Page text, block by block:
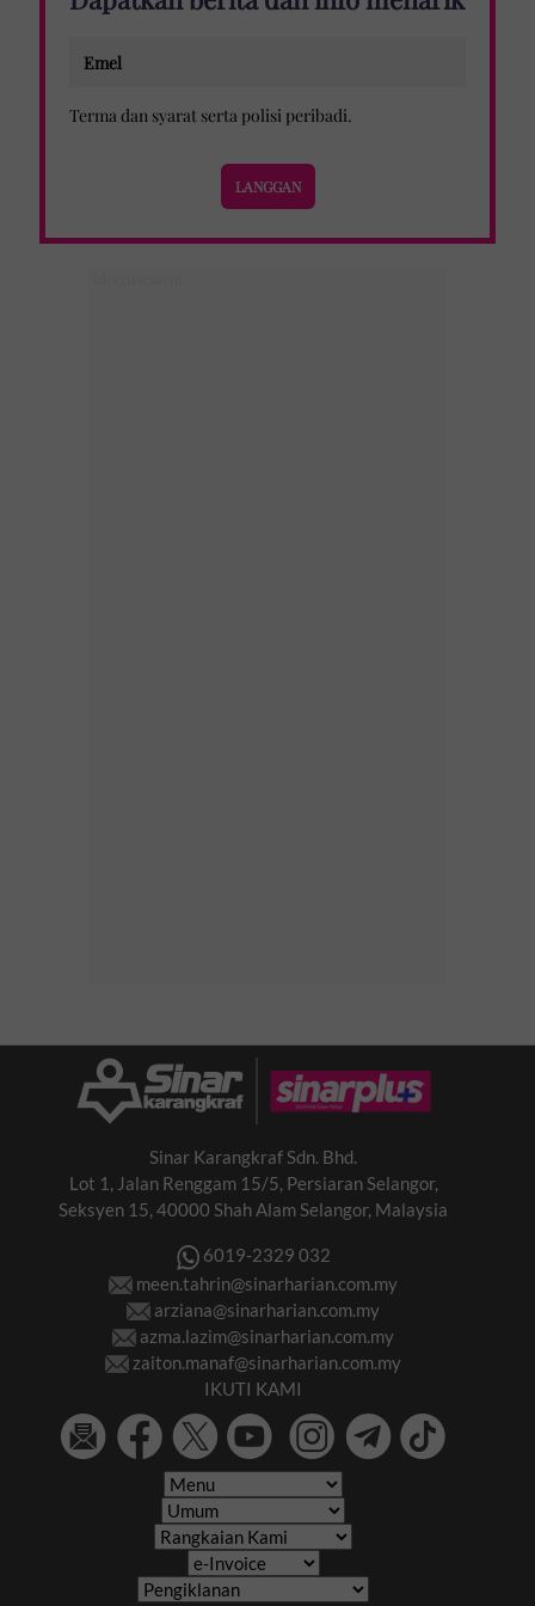
Terma dan syarat serta polisi peribadi.
Sinar Karangkraf Sdn. Bhd.
Lot 1, Jalan Renggam 15/5, Persiaran Selangor,
Seksyen 15, 40000 Shah Alam Selangor, Malaysia
6019-2329 032
meen.tahrin@sinarharian.com.my
arziana@sinarharian.com.my
azma.lazim@sinarharian.com.my
zaiton.manaf@sinarharian.com.my
IKUTI KAMI